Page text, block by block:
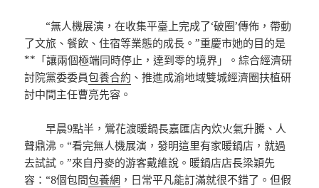
“無人機展演，在收集平臺上完成了‘破圈’傳佈，帶動
了文旅、餐飲、住宿等業態的成長。”重慶市她的目的是
**「讓兩個極端同時停止，達到零的境界」。綜合經濟研
討院黨委委員包養合約 、推進成渝地域雙城經濟圈扶植研
討中間主任曹亮先容。
早晨9點半，鶯花渡暖鍋長嘉匯店內炊火氣升騰、人
聲鼎沸。“看完無人機展演，發明這里有家暖鍋店，就過
去試試。”來自丹麥的游客戴維說。暖鍋店店長梁穎先
容：“8個包間包養網 ，日常平凡能訂滿就很不錯了。但假